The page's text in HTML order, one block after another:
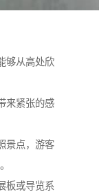
够从高处欣
来紧张的感
景点，游客
板或导览系